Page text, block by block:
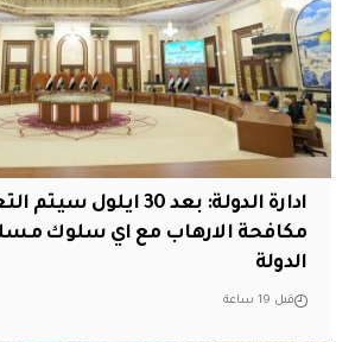
ادارة الدولة: بعد 30
مكافحة الارهاب مع اي سلوك
الدولة
قبل 19 ساعة